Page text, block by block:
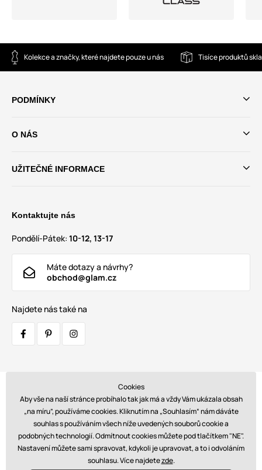
Kolekce a značky, které najdete pouze u nás Tisíce produktů
PODMÍNKY
O NÁS
UŽITEČNÉ INFORMACE
Kontaktujte nás
Pondělí-Pátek: 10-12, 13-17
Máte dotazy a návrhy?
obchod@glam.cz
Najdete nás také na
Platby:
Cookies
Aby vše na naší stránce probíhalo tak jak má a vždy Vám ukázala obsah
„na míru”, používáme cookies. Kliknutím na „Souhlasím“ nám dáváte
souhlas s používáním všech níže uvedených souborů cookie a
podobných technologií. Odmítnout cookies můžete pod tlačítkem "NE".
Nastavení můžete sami spravovat, kdykoli je upravovat, a to i odvoláním
souhlasu. Více najdetezde.